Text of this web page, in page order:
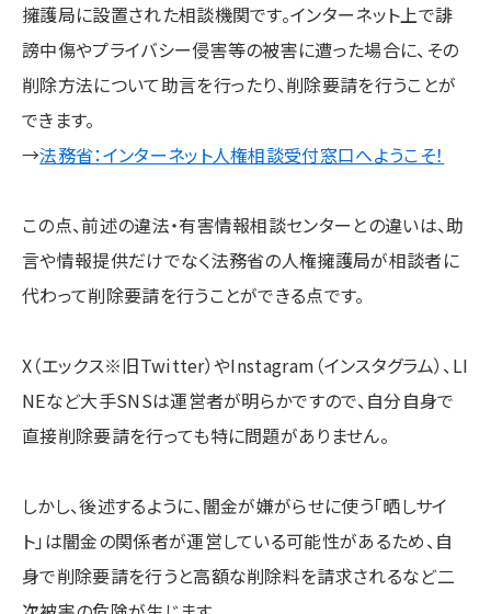
擁護局に設置された相談機関です。インターネット上で誹
謗中傷やプライバシー侵害等の被害に遭った場合に、その
削除方法について助言を行ったり、削除要請を行うことが
できます。
→法務省：インターネット人権相談受付窓口へようこそ！
この点、前述の違法・有害情報相談センターとの違いは、助
言や情報提供だけでなく法務省の人権擁護局が相談者に
代わって削除要請を行うことができる点です。
X（エックス※旧Twitter）やInstagram（インスタグラム）、LI
NEなど大手SNSは運営者が明らかですので、自分自身で
直接削除要請を行っても特に問題がありません。
しかし、後述するように、闇金が嫌がらせに使う「晒しサイ
ト」は闇金の関係者が運営している可能性があるため、自
身で削除要請を行うと高額な削除料を請求されるなど二